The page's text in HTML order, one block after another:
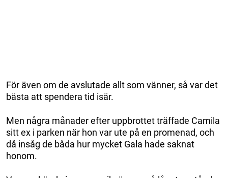
För även om de avslutade allt som vänner, så var det
bästa att spendera tid isär.
Men några månader efter uppbrottet träffade Camila
sitt ex i parken när hon var ute på en promenad, och
då insåg de båda hur mycket Gala hade saknat
honom.